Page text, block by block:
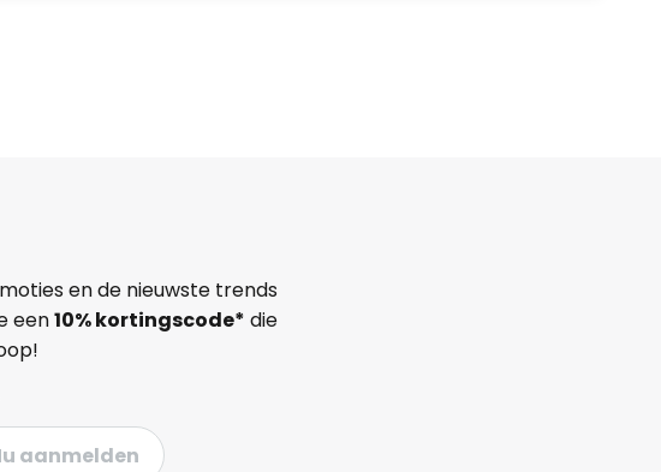
en de nieuwste trends
een10% kortingscode* die
aanmelden